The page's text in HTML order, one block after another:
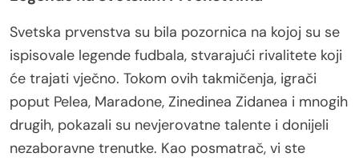
Svetska prvenstva su bila pozornica na kojoj su se
ispisovale legende fudbala, stvarajući rivalitete koji
će trajati vječno. Tokom ovih takmičenja, igrači
poput Pelea, Maradone, Zinedinea Zidanea i mnogih
drugih, pokazali su nevjerovatne talente i donijeli
nezaboravne trenutke. Kao posmatrač, vi ste